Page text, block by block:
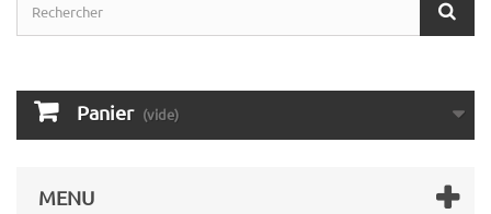
Panier (vide)
MENU